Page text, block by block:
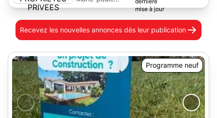
Guillemet
Recevez les nouvelles annonces dès leur publication
Programme neuf